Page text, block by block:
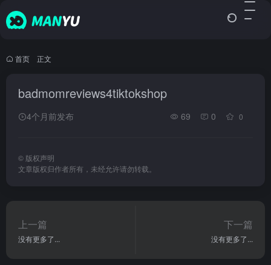
首页 正文
badmomreviews4tiktokshop
4个月前发布 69 0 0
© 版权声明
文章版权归作者所有，未经允许请勿转载。
上一篇
没有更多了...
下一篇
没有更多了...